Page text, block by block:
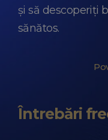
și să descoperiți
sănătos.
Întrebări